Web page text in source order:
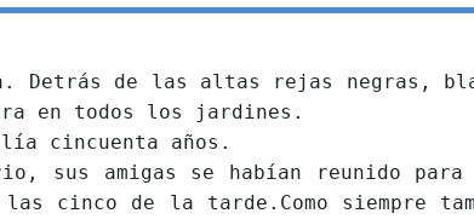
de las altas rejas negras,
en todos los jardines.
cincuenta años.
sus amigas se habían reunido para
las cinco de la tarde.Como siempre